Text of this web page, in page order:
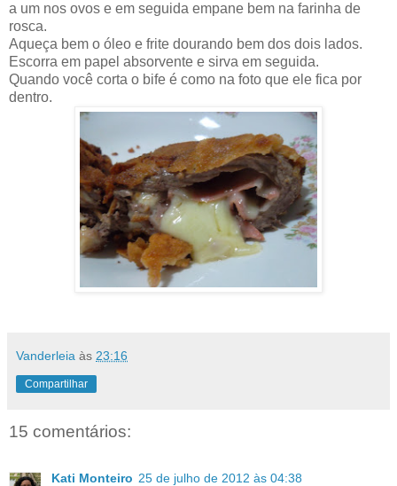
a um nos ovos e em seguida empane bem na farinha de
rosca.
Aqueça bem o óleo e frite dourando bem dos dois lados.
Escorra em papel absorvente e sirva em seguida.
Quando você corta o bife é como na foto que ele fica por
dentro.
Vanderleia às 23:16
Compartilhar
15 comentários:
Kati Monteiro 25 de julho de 2012 às 04:38